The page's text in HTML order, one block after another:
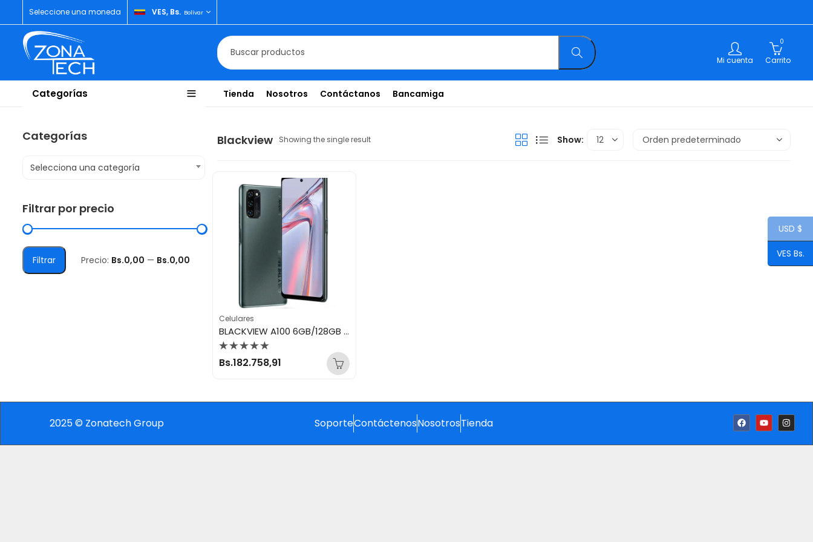
Seleccione una moneda VES, Bs. Bolívar
Mi cuenta
0
Carrito
Categorías Tienda Nosotros Contáctanos Bancamiga
Blackview Showing the single result Show:
Celulares
BLACKVIEW A100 6GB/128GB GREY
Valorado
con
Bs.182.758,91
Categorías
Selecciona una categoría
Filtrar por precio
Filtrar Precio: Bs.0,00 — Bs.0,00
2025 © Zonatech Group SoporteContáctenosNosotrosTienda
USD $
VES Bs.